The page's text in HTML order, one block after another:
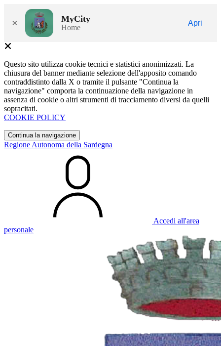
× MyCity
Home
Apri
Questo sito utilizza cookie tecnici e statistici anonimizzati. La
chiusura del banner mediante selezione dell'apposito comando
contraddistinto dalla X o tramite il pulsante "Continua la
navigazione" comporta la continuazione della navigazione in
assenza di cookie o altri strumenti di tracciamento diversi da quelli
sopracitati.
COOKIE POLICY
Continua la navigazione
Regione Autonoma della Sardegna
Accedi all'area
personale